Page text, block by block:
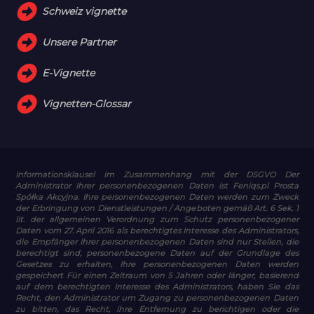
Schweiz vignette
Unsere Partner
E-Vignette
Vignetten-Glossar
Informationsklausel im Zusammenhang mit der DSGVO
Der
Administrator Ihrer personenbezogenen Daten ist Feniqs.pl Prosta
Spółka Akcyjna. Ihre personenbezogenen Daten werden zum Zweck
der Erbringung von Dienstleistungen / Angeboten gemäß Art. 6 Sek. 1
lit. der allgemeinen Verordnung zum Schutz personenbezogener
Daten vom 27. April 2016 als berechtigtes Interesse des Administrators,
die Empfänger Ihrer personenbezogenen Daten sind nur Stellen, die
berechtigt sind, personenbezogene Daten auf der Grundlage des
Gesetzes zu erhalten, Ihre personenbezogenen Daten werden
gespeichert Für einen Zeitraum von 5 Jahren oder länger, basierend
auf dem berechtigten Interesse des Administrators, haben Sie das
Recht, den Administrator um Zugang zu personenbezogenen Daten
zu bitten, das Recht, ihre Entfernung zu berichtigen oder die